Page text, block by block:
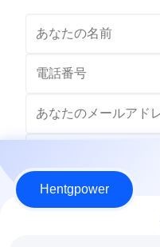
Hentgpower